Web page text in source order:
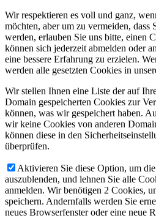
Wir respektieren es voll und ganz,
möchten, aber um zu vermeiden, dass
werden, erlauben Sie uns bitte, einen
können sich jederzeit abmelden oder
eine bessere Erfahrung zu erzielen.
werden alle gesetzten Cookies in
Wir stellen Ihnen eine Liste der auf
Domain gespeicherten Cookies zur
können, was wir gespeichert haben.
wir keine Cookies von anderen
können diese in den
überprüfen.
Aktivieren Sie diese Option, um
auszublenden, und lehnen Sie alle
anmelden. Wir benötigen 2 Cookies,
speichern. Andernfalls werden Sie
neues Browserfenster oder eine neue